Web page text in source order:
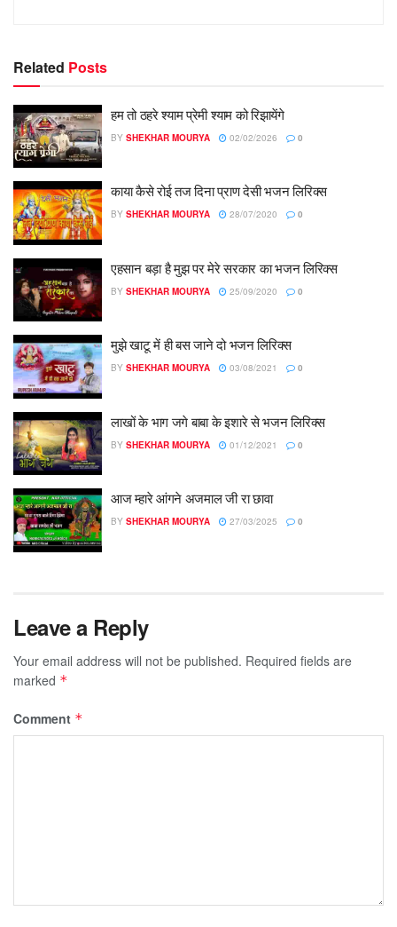
Related Posts
हम तो ठहरे श्याम प्रेमी श्याम को रिझायेंगे
BY SHEKHAR MOURYA 02/02/2026 0
काया कैसे रोई तज दिना प्राण देसी भजन लिरिक्स
BY SHEKHAR MOURYA 28/07/2020 0
एहसान बड़ा है मुझ पर मेरे सरकार का भजन लिरिक्स
BY SHEKHAR MOURYA 25/09/2020 0
मुझे खाटू में ही बस जाने दो भजन लिरिक्स
BY SHEKHAR MOURYA 03/08/2021 0
लाखों के भाग जगे बाबा के इशारे से भजन लिरिक्स
BY SHEKHAR MOURYA 01/12/2021 0
आज म्हारे आंगने अजमाल जी रा छावा
BY SHEKHAR MOURYA 27/03/2025 0
Leave a Reply
Your email address will not be published. Required fields are
marked *
Comment *